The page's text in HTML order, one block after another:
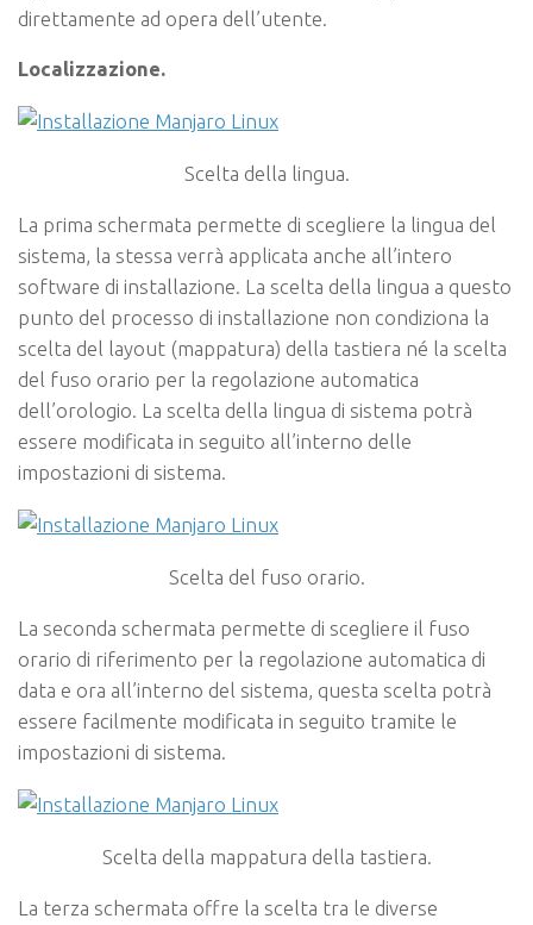
direttamente ad opera dell’utente.
Localizzazione.
Scelta della lingua.
La prima schermata permette di scegliere la lingua del
sistema, la stessa verrà applicata anche all’intero
software di installazione. La scelta della lingua a questo
punto del processo di installazione non condiziona la
scelta del layout (mappatura) della tastiera né la scelta
del fuso orario per la regolazione automatica
dell’orologio. La scelta della lingua di sistema potrà
essere modificata in seguito all’interno delle
impostazioni di sistema.
Scelta del fuso orario.
La seconda schermata permette di scegliere il fuso
orario di riferimento per la regolazione automatica di
data e ora all’interno del sistema, questa scelta potrà
essere facilmente modificata in seguito tramite le
impostazioni di sistema.
Scelta della mappatura della tastiera.
La terza schermata offre la scelta tra le diverse